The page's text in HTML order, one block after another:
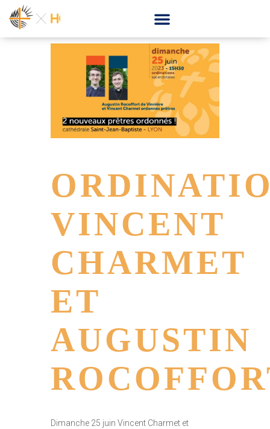
VINCENT
CHARMET
ET
AUGUSTIN
Dimanche 25 juin Vincent Charmet et